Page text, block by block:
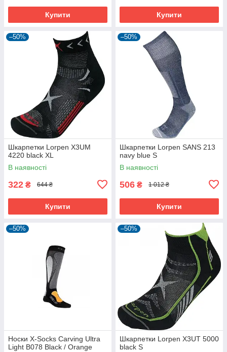
Купити Купити
–50%
Шкарпетки Lorpen X3UM
4220 black XL
В наявності
322 ₴ 644 ₴
Купити
–50%
Шкарпетки Lorpen SANS 213
navy blue S
В наявності
506 ₴ 1 012 ₴
Купити
–50%
Носки X-Socks Carving Ultra
Light B078 Black / Orange
–50%
Шкарпетки Lorpen X3UT 5000
black S